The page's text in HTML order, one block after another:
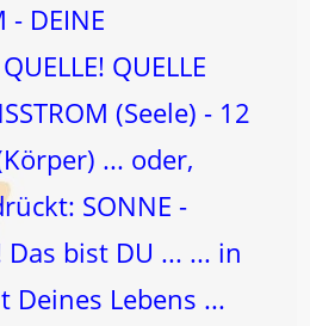
- DEINE
QUELLE
(Seele) - 12
... oder,
SONNE -
Das bist DU ... ... in
Deines Lebens ...